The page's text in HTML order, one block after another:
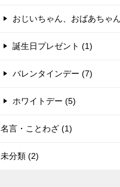
おじいちゃん、おばあちゃ
誕生日プレゼント (1)
バレンタインデー (7)
ホワイトデー (5)
名言・ことわざ (1)
未分類 (2)